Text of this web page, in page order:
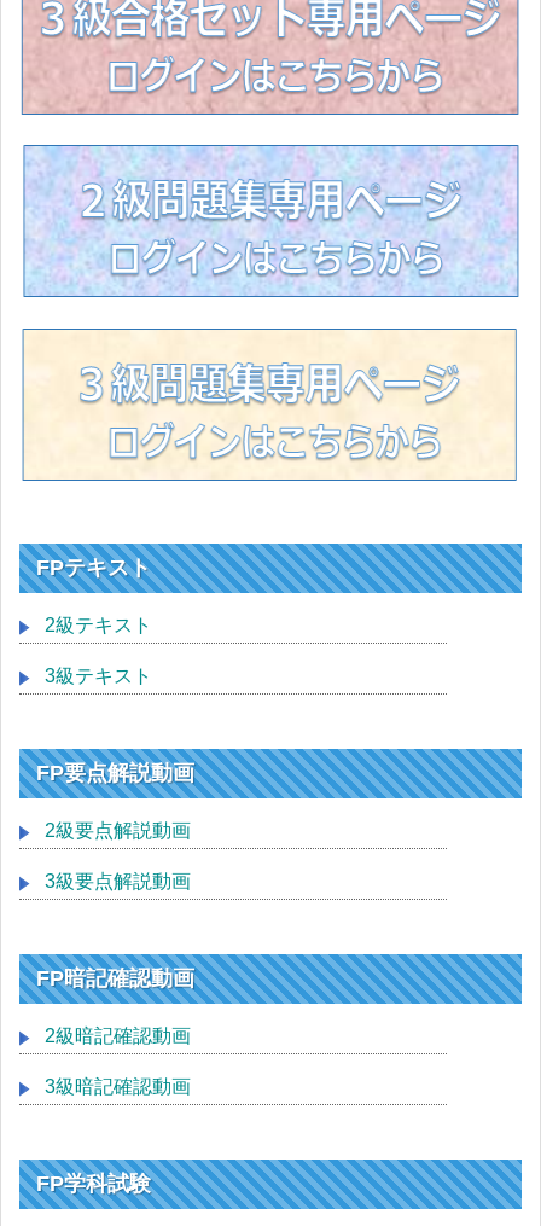
FPテキスト
2級テキスト
3級テキスト
FP要点解説動画
2級要点解説動画
3級要点解説動画
FP暗記確認動画
2級暗記確認動画
3級暗記確認動画
FP学科試験